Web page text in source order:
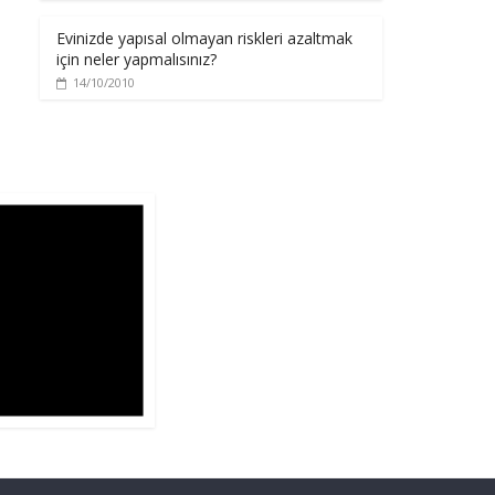
Evinizde yapısal olmayan riskleri azaltmak
için neler yapmalısınız?
14/10/2010